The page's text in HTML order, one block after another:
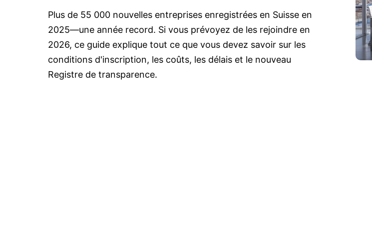
Plus de 55 000 nouvelles entreprises enregistrées en Suisse en
2025—une année record. Si vous prévoyez de les rejoindre en
2026, ce guide explique tout ce que vous devez savoir sur les
conditions d'inscription, les coûts, les délais et le nouveau
Registre de transparence.